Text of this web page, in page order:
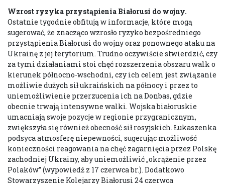
Wzrost ryzyka przystąpienia Białorusi do wojny.
Ostatnie tygodnie obfitują w informacje, które mogą
sugerować, że znacząco wzrosło ryzyko bezpośredniego
przystąpienia Białorusi do wojny oraz ponownego ataku na
Ukrainę z jej terytorium. Trudno oczywiście stwierdzić, czy
za tymi działaniami stoi chęć rozszerzenia obszaru walk o
kierunek północno-wschodni, czy ich celem jest związanie
możliwie dużych sił ukraińskich na północy i przez to
uniemożliwienie przerzucenia ich na Donbas, gdzie
obecnie trwają intensywne walki. Wojska białoruskie
umacniają swoje pozycje w regionie przygranicznym,
zwiększyła się również obecność sił rosyjskich. Łukaszenka
podsyca atmosferę niepewności, sugerując możliwość
konieczności reagowania na chęć zagarnięcia przez Polskę
zachodniej Ukrainy, aby uniemożliwić „okrążenie przez
Polaków” (wypowiedź z 17 czerwca br.). Dodatkowo
Stowarzyszenie Kolejarzy Białorusi 24 czerwca